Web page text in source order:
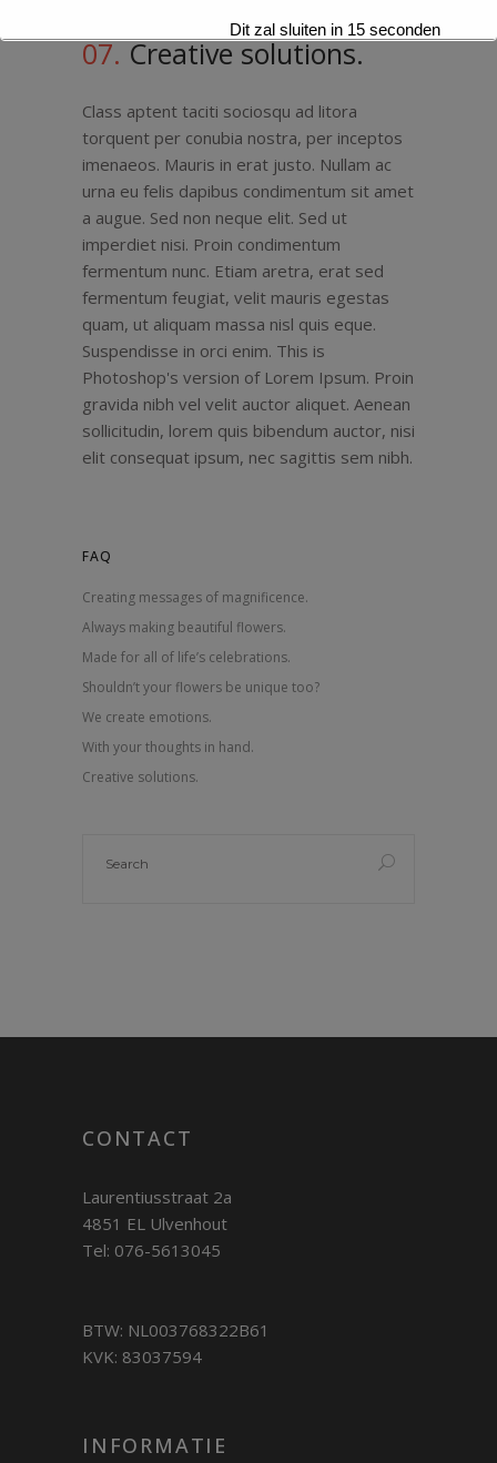
07.Creative solutions.
Class aptent taciti sociosqu ad litora
torquent per conubia nostra, per inceptos
imenaeos. Mauris in erat justo. Nullam ac
urna eu felis dapibus condimentum sit amet
a augue. Sed non neque elit. Sed ut
imperdiet nisi. Proin condimentum
fermentum nunc. Etiam aretra, erat sed
fermentum feugiat, velit mauris egestas
quam, ut aliquam massa nisl quis eque.
Suspendisse in orci enim. This is
Photoshop's version of Lorem Ipsum. Proin
gravida nibh vel velit auctor aliquet. Aenean
sollicitudin, lorem quis bibendum auctor, nisi
elit consequat ipsum, nec sagittis sem nibh.
FAQ
Creating messages of magnificence.
Always making beautiful flowers.
Made for all of life’s celebrations.
Shouldn’t your flowers be unique too?
We create emotions.
With your thoughts in hand.
Creative solutions.
CONTACT
Laurentiusstraat 2a
4851 EL Ulvenhout
Tel: 076-5613045
BTW: NL003768322B61
KVK: 83037594
INFORMATIE
Dit zal sluiten in 15 seconden